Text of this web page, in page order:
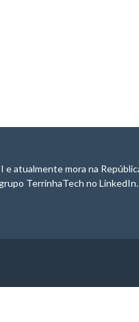
atualmente mora na
TerrinhaTech no